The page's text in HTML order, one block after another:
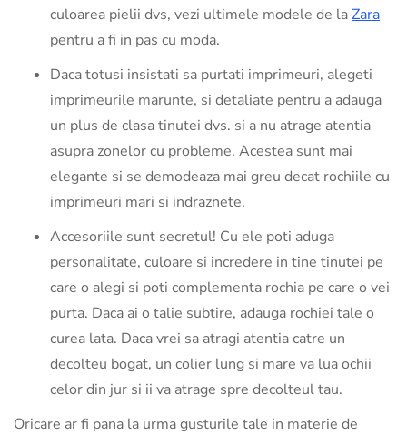
culoarea pielii dvs, vezi ultimele modele de laZara
pentru a fi in pas cu moda.
Daca totusi insistati sa purtati imprimeuri, alegeti
imprimeurile marunte, si detaliate pentru a adauga
un plus de clasa tinutei dvs. si a nu atrage atentia
asupra zonelor cu probleme. Acestea sunt mai
elegante si se demodeaza mai greu decat rochiile cu
imprimeuri mari si indraznete.
Accesoriile sunt secretul! Cu ele poti aduga
personalitate, culoare si incredere in tine tinutei pe
care o alegi si poti complementa rochia pe care o vei
purta. Daca ai o talie subtire, adauga rochiei tale o
curea lata. Daca vrei sa atragi atentia catre un
decolteu bogat, un colier lung si mare va lua ochii
celor din jur si ii va atrage spre decolteul tau.
Oricare ar fi pana la urma gusturile tale in materie de